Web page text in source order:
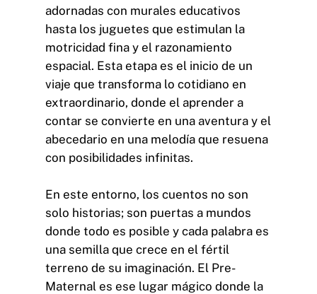
adornadas con murales educativos
hasta los juguetes que estimulan la
motricidad fina y el razonamiento
espacial. Esta etapa es el inicio de un
viaje que transforma lo cotidiano en
extraordinario, donde el aprender a
contar se convierte en una aventura y el
abecedario en una melodía que resuena
con posibilidades infinitas.
En este entorno, los cuentos no son
solo historias; son puertas a mundos
donde todo es posible y cada palabra es
una semilla que crece en el fértil
terreno de su imaginación. El Pre-
Maternal es ese lugar mágico donde la